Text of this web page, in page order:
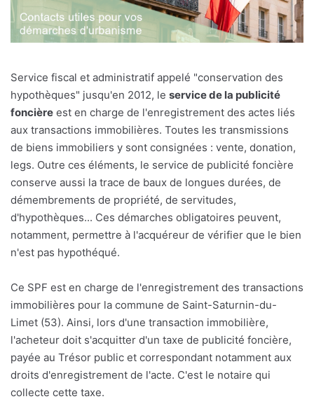
Service fiscal et administratif appelé "conservation des
hypothèques" jusqu'en 2012, le service de la publicité
foncière est en charge de l'enregistrement des actes liés
aux transactions immobilières. Toutes les transmissions
de biens immobiliers y sont consignées : vente, donation,
legs. Outre ces éléments, le service de publicité foncière
conserve aussi la trace de baux de longues durées, de
démembrements de propriété, de servitudes,
d'hypothèques... Ces démarches obligatoires peuvent,
notamment, permettre à l'acquéreur de vérifier que le bien
n'est pas hypothéqué.
Ce SPF est en charge de l'enregistrement des transactions
immobilières pour la commune de Saint-Saturnin-du-
Limet (53). Ainsi, lors d'une transaction immobilière,
l'acheteur doit s'acquitter d'un taxe de publicité foncière,
payée au Trésor public et correspondant notamment aux
droits d'enregistrement de l'acte. C'est le notaire qui
collecte cette taxe.